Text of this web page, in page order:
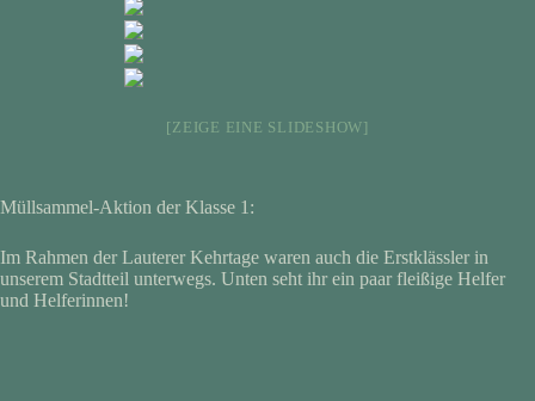
[ZEIGE EINE SLIDESHOW]
Müllsammel-Aktion der Klasse 1:
Im Rahmen der Lauterer Kehrtage waren auch die Erstklässler in
unserem Stadtteil unterwegs. Unten seht ihr ein paar fleißige Helfer
und Helferinnen!